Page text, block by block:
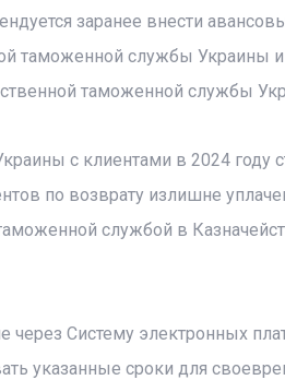
заранее внести
таможенной службы Украины
таможенной службы
с клиентами в 2024 году
по возврату излишне
службой в
через Систему электронных
указанные сроки для